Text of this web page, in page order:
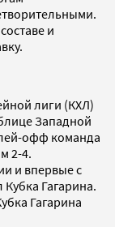
и
лиги (КХЛ)
Западной
офф команда
2-4.
и впервые с
Гагарина.
Гагарина